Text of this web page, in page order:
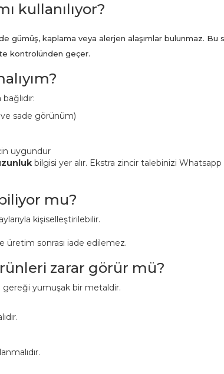
kullanılıyor?
gümüş, kaplama veya alerjen alaşımlar bulunmaz. Bu
kontrolünden geçer.
sade görünüm)
uygundur
bilgisi yer alır. Ekstra zincir talebinizi
mu?
kişiselleştirilebilir.
üretim sonrası iade edilemez.
zarar görür mü?
gereği yumuşak bir metaldir.